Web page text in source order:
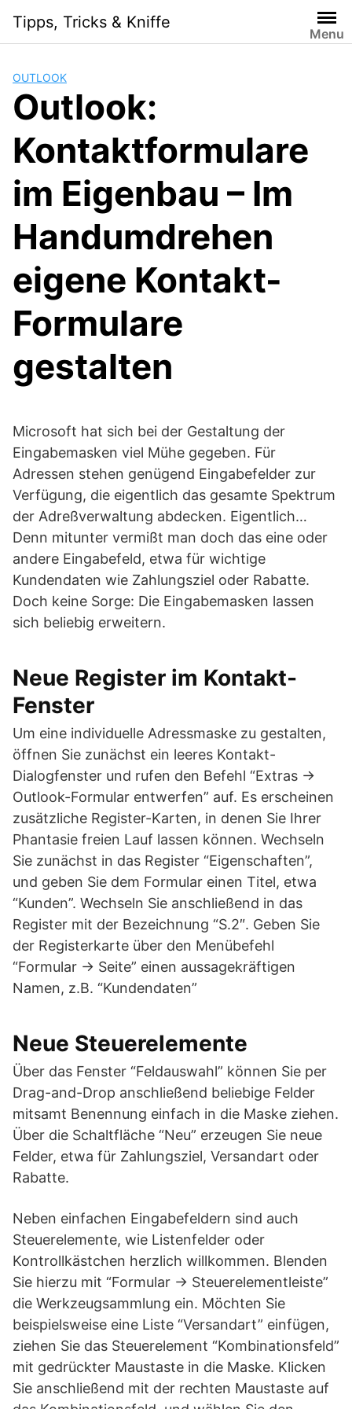
content
Tipps, Tricks & Kniffe
Menu
OUTLOOK
Outlook:
Kontaktformulare
im Eigenbau – Im
Handumdrehen
eigene Kontakt-
Formulare
gestalten
Microsoft hat sich bei der Gestaltung der
Eingabemasken viel Mühe gegeben. Für
Adressen stehen genügend Eingabefelder zur
Verfügung, die eigentlich das gesamte Spektrum
der Adreßverwaltung abdecken. Eigentlich…
Denn mitunter vermißt man doch das eine oder
andere Eingabefeld, etwa für wichtige
Kundendaten wie Zahlungsziel oder Rabatte.
Doch keine Sorge: Die Eingabemasken lassen
sich beliebig erweitern.
Neue Register im Kontakt-
Fenster
Um eine individuelle Adressmaske zu gestalten,
öffnen Sie zunächst ein leeres Kontakt-
Dialogfenster und rufen den Befehl “Extras ->
Outlook-Formular entwerfen” auf. Es erscheinen
zusätzliche Register-Karten, in denen Sie Ihrer
Phantasie freien Lauf lassen können. Wechseln
Sie zunächst in das Register “Eigenschaften”,
und geben Sie dem Formular einen Titel, etwa
“Kunden”. Wechseln Sie anschließend in das
Register mit der Bezeichnung “S.2″. Geben Sie
der Registerkarte über den Menübefehl
“Formular -> Seite” einen aussagekräftigen
Namen, z.B. “Kundendaten”
Neue Steuerelemente
Über das Fenster “Feldauswahl” können Sie per
Drag-and-Drop anschließend beliebige Felder
mitsamt Benennung einfach in die Maske ziehen.
Über die Schaltfläche “Neu” erzeugen Sie neue
Felder, etwa für Zahlungsziel, Versandart oder
Rabatte.
Neben einfachen Eingabefeldern sind auch
Steuerelemente, wie Listenfelder oder
Kontrollkästchen herzlich willkommen. Blenden
Sie hierzu mit “Formular -> Steuerelementleiste”
die Werkzeugsammlung ein. Möchten Sie
beispielsweise eine Liste “Versandart” einfügen,
ziehen Sie das Steuerelement “Kombinationsfeld”
mit gedrückter Maustaste in die Maske. Klicken
Sie anschließend mit der rechten Maustaste auf